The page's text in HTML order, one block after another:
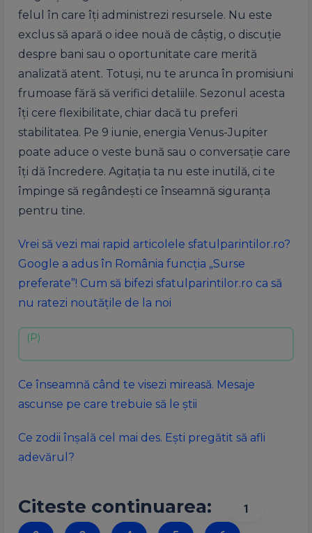
felul în care îți administrezi resursele. Nu este
exclus să apară o idee nouă de câștig, o discuție
despre bani sau o oportunitate care merită
analizată atent. Totuși, nu te arunca în promisiuni
frumoase fără să verifici detaliile. Sezonul acesta
îți cere flexibilitate, chiar dacă tu preferi
stabilitatea. Pe 9 iunie, energia Venus-Jupiter
poate aduce o veste bună sau o conversație care
îți dă încredere. Agitația ta nu este inutilă, ci te
împinge să regândești ce înseamnă siguranța
pentru tine.
Vrei să vezi mai rapid articolele sfatulparintilor.ro?
Google a adus în România funcția „Surse
preferate”! Cum să bifezi sfatulparintilor.ro ca să
nu ratezi noutățile de la noi
Ce înseamnă când te visezi mireasă. Mesaje
ascunse pe care trebuie să le știi
Ce zodii înșală cel mai des. Ești pregătit să afli
adevărul?
Citeste continuarea:
1